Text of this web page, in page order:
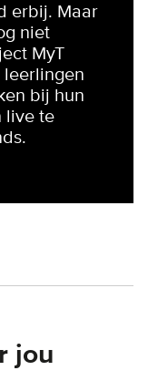
erbij. Maar
niet
MyT
bij hun
live te
jou